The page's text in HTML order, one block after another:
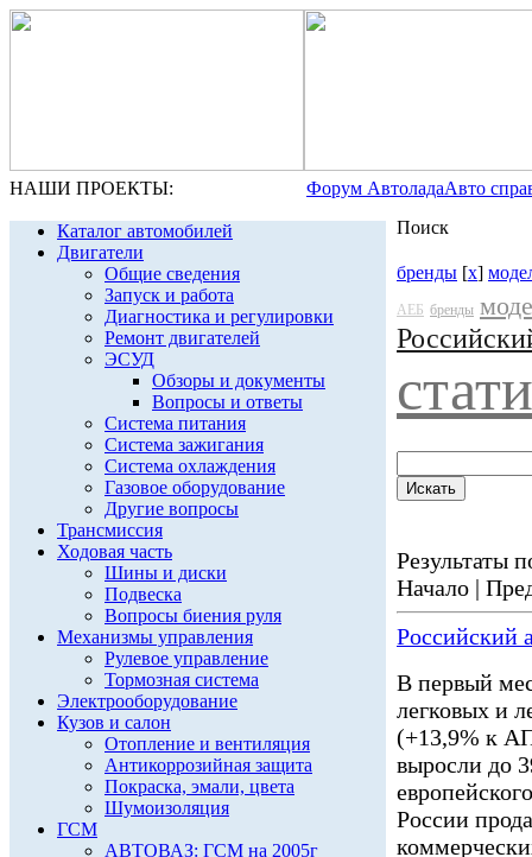
НАШИ ПРОЕКТЫ: Форум АвтоладаАвто
Каталог автомобилей
Двигатели
Общие сведения
Запуск и работа
Диагностика и регулировки
Ремонт двигателей
ЭСУД
Обзоры и документы
Вопросы и ответы
Система питания
Система зажигания
Система охлаждения
Газовое оборудование
Другие вопросы
Трансмиссия
Ходовая часть
Шины и диски
Подвеска
Вопросы биения руля
Механизмы управления
Рулевое управление
Тормозная система
Электрооборудование
Кузов и салон
Отопление и вентиляция
Антикоррозийная защита
Покраска, эмали, цвета
Шумоизоляция
ГСМ
АВТОВАЗ: ГСМ на 2005г
Поиск
бренды [x]
АЕБ бренды
Результаты
Начало |
Российский
В первый
легковых и
(+13,9% к
выросли до
России